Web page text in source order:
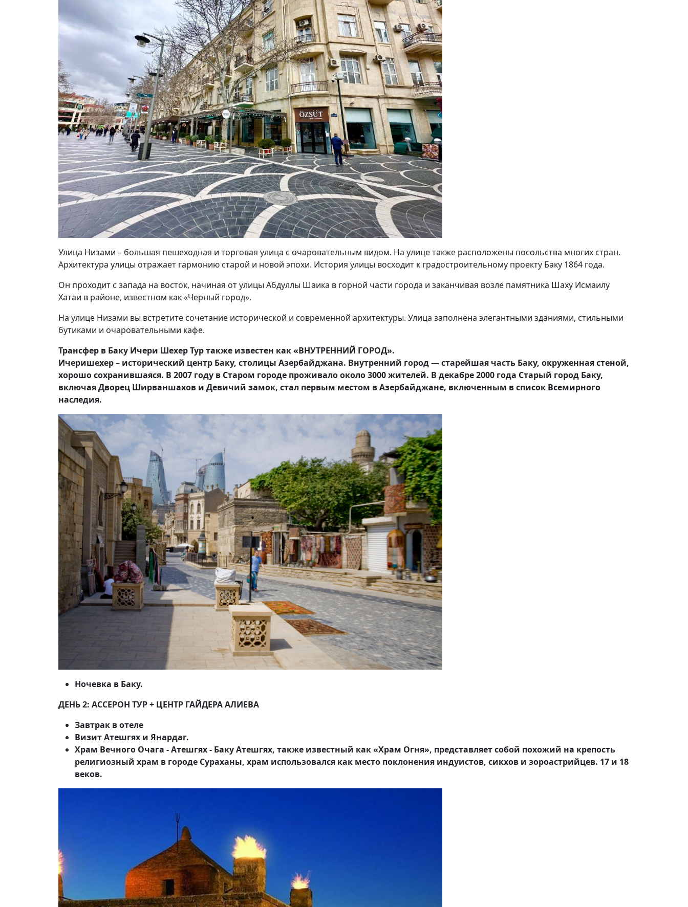
Улица Низами – большая пешеходная и торговая улица с очаровательным видом. На улице также расположены посольства многих стран.
Архитектура улицы отражает гармонию старой и новой эпохи. История улицы восходит к градостроительному проекту Баку 1864 года.
Он проходит с запада на восток, начиная от улицы Абдуллы Шаика в горной части города и заканчивая возле памятника Шаху Исмаилу
Хатаи в районе, известном как «Черный город».
На улице Низами вы встретите сочетание исторической и современной архитектуры. Улица заполнена элегантными зданиями, стильными
бутиками и очаровательными кафе.
Трансфер в Баку Ичери Шехер Тур также известен как «ВНУТРЕННИЙ ГОРОД».
Ичеришехер – исторический центр Баку, столицы Азербайджана. Внутренний город — старейшая часть Баку, окруженная стеной,
хорошо сохранившаяся. В 2007 году в Старом городе проживало около 3000 жителей. В декабре 2000 года Старый город Баку,
включая Дворец Ширваншахов и Девичий замок, стал первым местом в Азербайджане, включенным в список Всемирного
наследия.
Ночевка в Баку.
ДЕНЬ 2: АССЕРОН ТУР + ЦЕНТР ГАЙДЕРА АЛИЕВА
Завтрак в отеле
Визит Атешгях и Янардаг.
Храм Вечного Очага - Атешгях - Баку Атешгях, также известный как «Храм Огня», представляет собой похожий на крепость
религиозный храм в городе Сураханы, храм использовался как место поклонения индуистов, сикхов и зороастрийцев. 17 и 18
веков.